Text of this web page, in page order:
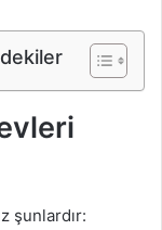
şunlardır: